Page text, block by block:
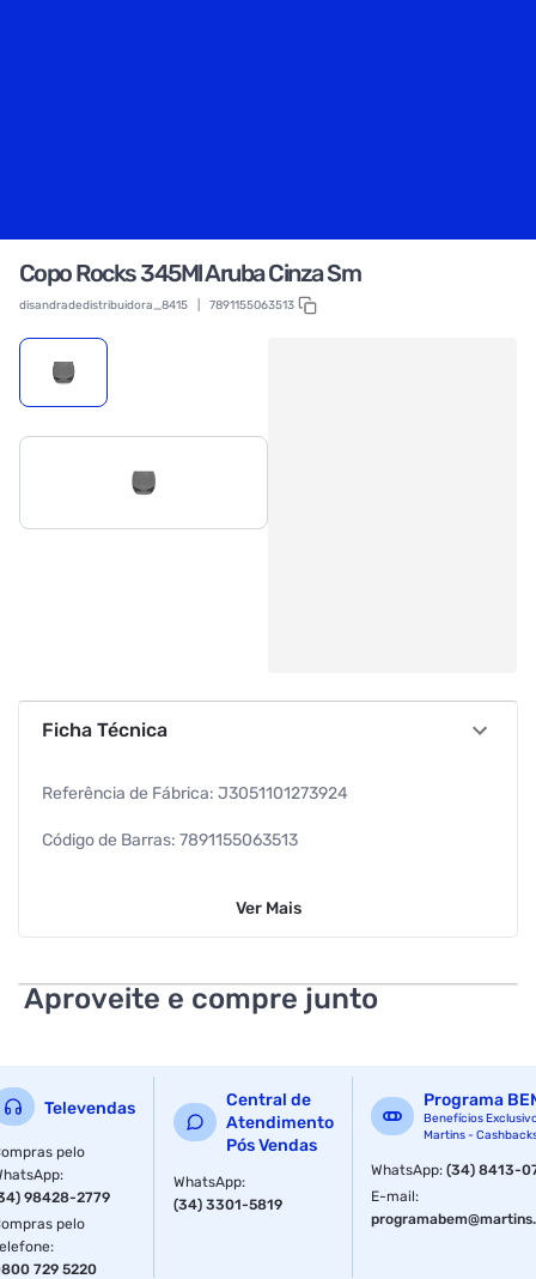
Copo Rocks 345Ml Aruba Cinza Sm
disandradedistribuidora_8415 7891155063513
Ficha Técnica
Referência de Fábrica: J3051101273924
Código de Barras: 7891155063513
Peso Bruto: 233 g
Especificações
Armazenamento 345 ml
Ver Mais
Aproveite e compre junto
Televendas
pelo
:
98428-2779
pelo
:
729 5220
Central de
Atendimento
Pós Vendas
WhatsApp:
(34) 3301-5819
Programa
Benefícios
Martins -
WhatsApp:(34) 8413-
E-mail: